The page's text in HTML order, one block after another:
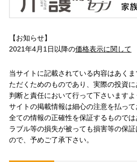
【お知らせ】
2021年4月1日以降の価格表示に関して
当サイトに記載されている内容はあく
ただくためのものであり、実際の投資
判断と責任において行って下さいます
サイトの掲載情報は細心の注意を払っ
全ての情報の正確性を保証するもので
ラブル等の損失が被っても損害等の保
ので、予めご了承下さい。